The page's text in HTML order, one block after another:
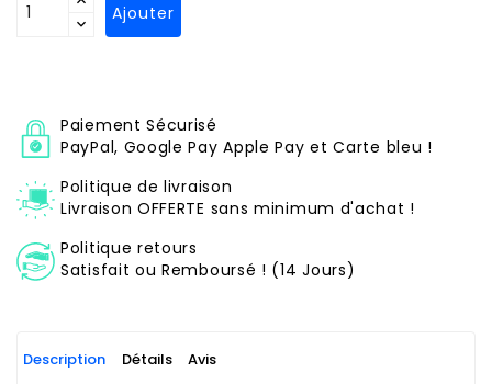
Ajouter
Paiement Sécurisé
PayPal, Google Pay Apple Pay et Carte bleu !
Politique de livraison
Livraison OFFERTE sans minimum d'achat !
Politique retours
Satisfait ou Remboursé ! (14 Jours)
Description Détails Avis